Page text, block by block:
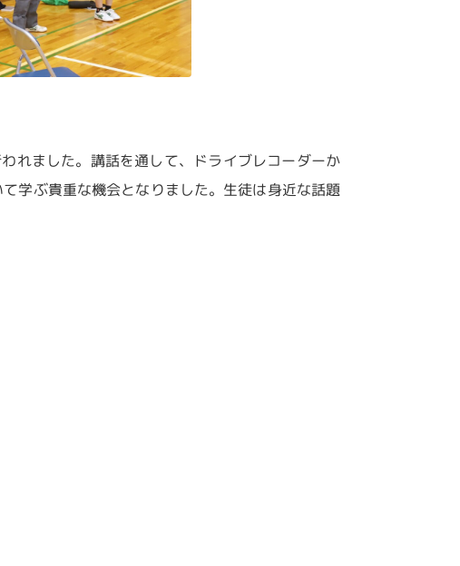
れました。講話を通して、ドライブレコーダーか
学ぶ貴重な機会となりました。生徒は身近な話題